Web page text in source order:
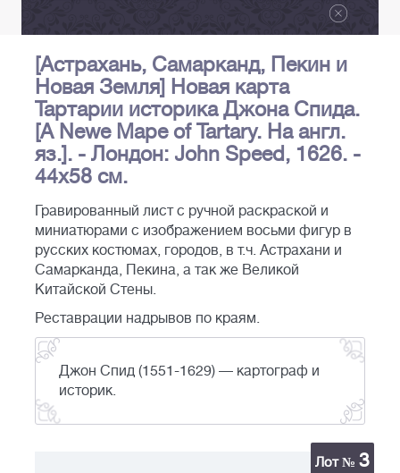
[Астрахань, Самарканд, Пекин и
Новая Земля] Новая карта
Тартарии историка Джона Спида.
[A Newe Mape of Tartary. На англ.
яз.]. - Лондон: John Speed, 1626. -
44х58 см.
Гравированный лист с ручной раскраской и
миниатюрами с изображением восьми фигур в
русских костюмах, городов, в т.ч. Астрахани и
Самарканда, Пекина, а так же Великой
Китайской Стены.
Реставрации надрывов по краям.
Джон Спид (1551-1629) — картограф и
историк.
Лот № 3